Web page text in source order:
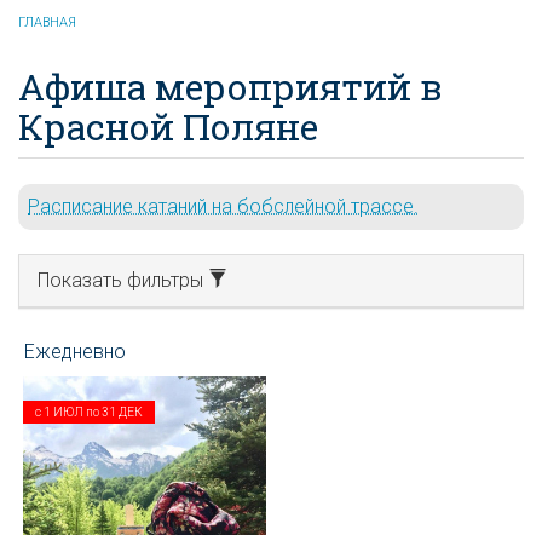
ГЛАВНАЯ
Афиша мероприятий в
Красной Поляне
Расписание катаний на бобслейной трассе.
Показать фильтры
с 1 ИЮЛ по31 ДЕК